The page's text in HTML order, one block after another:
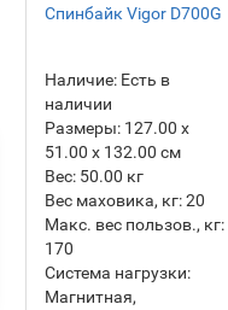
Спинбайк Vigor D700G
Наличие:Есть в
наличии
Размеры:127.00 х
51.00 х 132.00 см
Вес: 50.00 кг
Вес маховика, кг:20
Макс. вес пользов., кг:
170
Система нагрузки:
Магнитная,